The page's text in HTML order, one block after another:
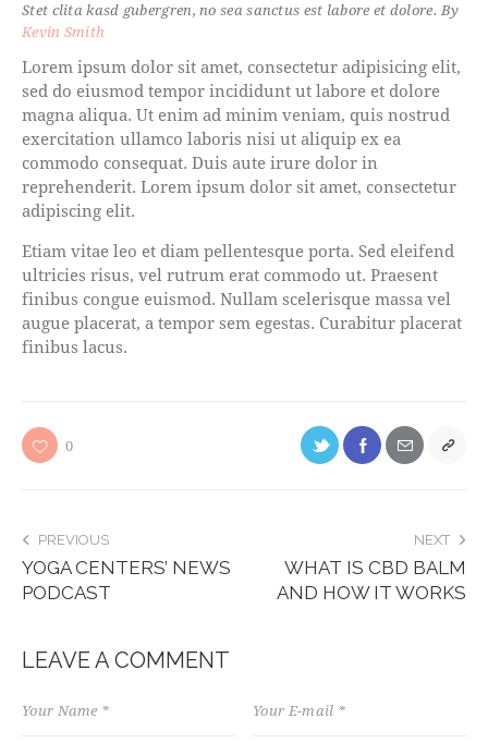
Stet clita kasd gubergren, no sea sanctus est labore et dolore. By
Kevin Smith
Lorem ipsum dolor sit amet, consectetur adipisicing elit,
sed do eiusmod tempor incididunt ut labore et dolore
magna aliqua. Ut enim ad minim veniam, quis nostrud
exercitation ullamco laboris nisi ut aliquip ex ea
commodo consequat. Duis aute irure dolor in
reprehenderit. Lorem ipsum dolor sit amet, consectetur
adipiscing elit.
Etiam vitae leo et diam pellentesque porta. Sed eleifend
ultricies risus, vel rutrum erat commodo ut. Praesent
finibus congue euismod. Nullam scelerisque massa vel
augue placerat, a tempor sem egestas. Curabitur placerat
finibus lacus.
0
PREVIOUS
YOGA CENTERS’ NEWS
PODCAST
NEXT
WHAT IS CBD BALM
AND HOW IT WORKS
LEAVE A COMMENT